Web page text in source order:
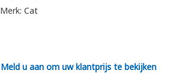
Merk: Cat
Meld u aan om uw klantprijs te bekijken